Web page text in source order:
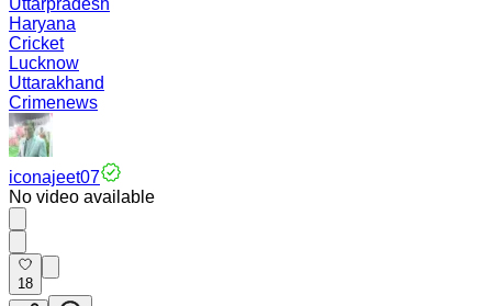
Uttarpradesh
Haryana
Cricket
Lucknow
Uttarakhand
Crimenews
iconajeet07
No video available
18